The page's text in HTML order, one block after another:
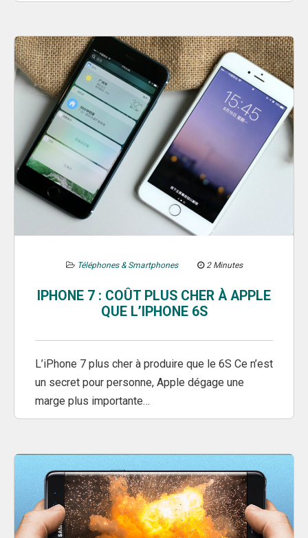
Téléphones & Smartphones 2 Minutes
IPHONE 7 : COÛT PLUS CHER À APPLE
QUE L’IPHONE 6S
L’iPhone 7 plus cher à produire que le 6S Ce n’est
un secret pour personne, Apple dégage une
marge plus importante…